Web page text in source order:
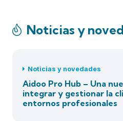
Noticias y
Noticias y novedades
Aidoo Pro Hub – Una
integrar y gestionar la
entornos profesionales